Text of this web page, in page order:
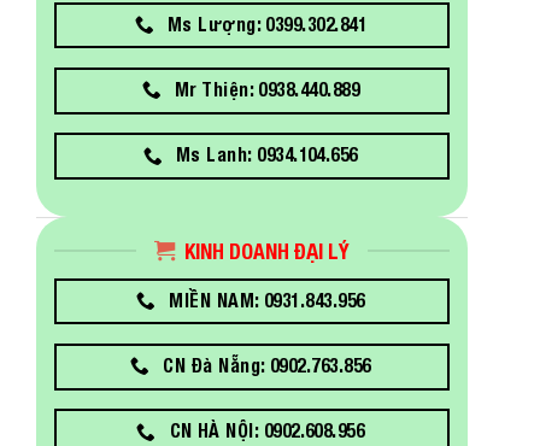
Ms Lượng: 0399.302.841
Mr Thiện: 0938.440.889
Ms Lanh: 0934.104.656
KINH DOANH ĐẠI LÝ
MIỀN NAM: 0931.843.956
CN Đà Nẵng: 0902.763.856
CN HÀ NỘI: 0902.608.956